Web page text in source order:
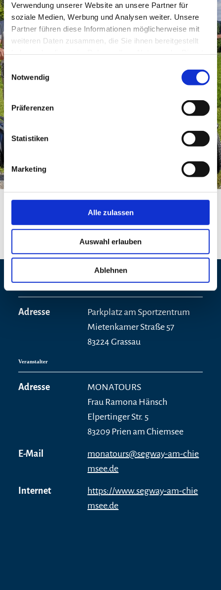
Verwendung unserer Website an unsere Partner für
soziale Medien, Werbung und Analysen weiter. Unsere
Partner führen diese Informationen möglicherweise mit
weiteren Daten zusammen, die Sie ihnen bereitgestellt
Einwilligungsauswahl
Notwendig
Präferenzen
Statistiken
Marketing
Alle zulassen
Auswahl erlauben
Ablehnen
einer erlebnisreichen Fahrt unser Ziel.
Preisinformation
©
Adresse
Parkplatz am Sportzentrum
Mietenkamer Straße 57
83224 Grassau
Veranstalter
Adresse
MONATOURS
Frau Ramona Hänsch
Elpertinger Str. 5
83209 Prien am Chiemsee
E-Mail
monatours@segway-am-chie
msee.de
Internet
https://www.segway-am-chie
msee.de